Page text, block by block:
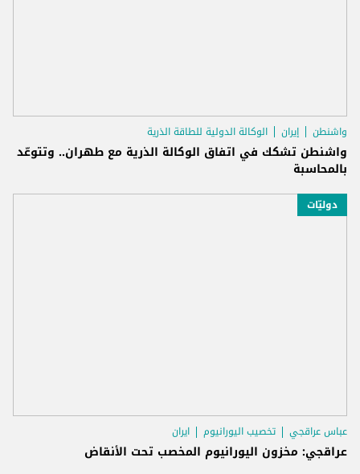
واشنطن إيران الوكالة الدولية للطاقة الذرية
واشنطن تشكك في اتفاق الوكالة الذرية مع طهران.. وتتوعّد
بالمحاسبة
دوليّات
عباس عراقجي تخصيب اليورانيوم ايران
عراقجي: مخزون اليورانيوم المخصب تحت الأنقاض